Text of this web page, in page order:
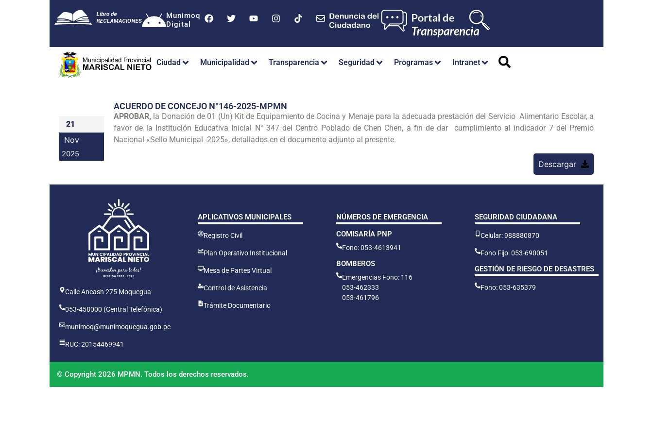
Munimoq
Digital
Ciudad Municipalidad Transparencia Seguridad Programas Intranet
21
Nov
2025
ACUERDO DE CONCEJO N°146-2025-MPMN
APROBAR, la Donación de 01 (Un) Kit de Equipamiento de Cocina y Menaje para la adecuada prestación del Servicio Alimentario Escolar, a
favor de la Institución Educativa Inicial N° 347 del Centro Poblado de Chen Chen, a fin de dar cumplimiento al indicador 7 del Premio
Nacional «Sello Municipal -2025», detallados en el documento adjunto al presente.
Descargar
Calle Ancash 275 Moquegua
053-458000 (Central Telefónica)
munimoq@munimoquegua.gob.pe
RUC: 20154469941
APLICATIVOS MUNICIPALES
Registro Civil
Plan Operativo Institucional
Mesa de Partes Virtual
Control de Asistencia
Trámite Documentario
NÚMEROS DE EMERGENCIA
COMISARÍA PNP
Fono: 053-4613941
BOMBEROS
Emergencias Fono: 116
053-462333
053-461796
SEGURIDAD CIUDADANA
Celular: 988880870
Fono Fijo: 053-690051
GESTIÓN DE RIESGO DE DESASTRES
Fono: 053-635379
© Copyright 2026 MPMN. Todos los derechos reservados.